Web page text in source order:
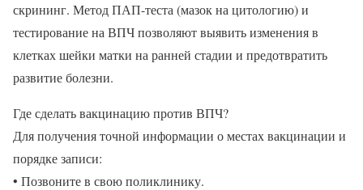
скрининг. Метод ПАП-теста (мазок на цитологию) и
тестирование на ВПЧ позволяют выявить изменения в
клетках шейки матки на ранней стадии и предотвратить
развитие болезни.
Где сделать вакцинацию против ВПЧ?
Для получения точной информации о местах вакцинации и
порядке записи:
• Позвоните в свою поликлинику.